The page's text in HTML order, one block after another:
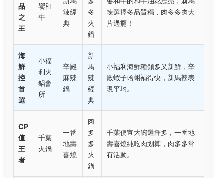
品
之
王
饗和
牛
辣經
典
多
火
鍋
辣選擇多品質穩，肉多多肉大
片過癮！
海
鮮
控
首
選
小福
利火
鍋會
所
辛殿
麻辣
鍋
新
馬
辣
經
典
小福利海鮮種類多又新鮮，辛
殿蝦子蛤蜊補得快，新馬辣表
現平均。
CP
值
王
者
千葉
火鍋
一番
地壽
喜燒
肉
多
多
火
鍋
千葉便宜大碗選擇多，一番地
壽喜燒純吃肉划算，肉多多常
有活動。